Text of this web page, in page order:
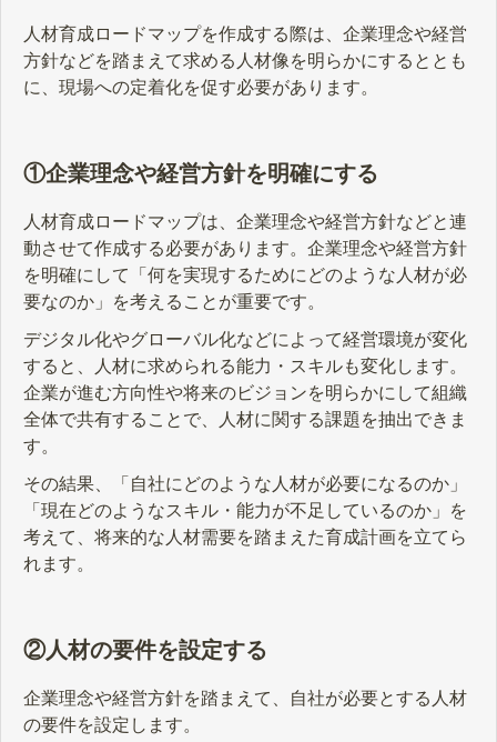
人材育成ロードマップを作成する際は、企業理念や経営
方針などを踏まえて求める人材像を明らかにするととも
に、現場への定着化を促す必要があります。
①企業理念や経営方針を明確にする
人材育成ロードマップは、企業理念や経営方針などと連
動させて作成する必要があります。企業理念や経営方針
を明確にして「何を実現するためにどのような人材が必
要なのか」を考えることが重要です。
デジタル化やグローバル化などによって経営環境が変化
すると、人材に求められる能力・スキルも変化します。
企業が進む方向性や将来のビジョンを明らかにして組織
全体で共有することで、人材に関する課題を抽出できま
す。
その結果、「自社にどのような人材が必要になるのか」
「現在どのようなスキル・能力が不足しているのか」を
考えて、将来的な人材需要を踏まえた育成計画を立てら
れます。
②人材の要件を設定する
企業理念や経営方針を踏まえて、自社が必要とする人材
の要件を設定します。